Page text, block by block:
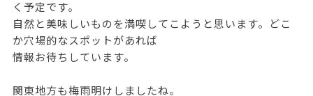
く予定です。
自然と美味しいものを満喫してこようと思います。どこ
か穴場的なスポットがあれば
情報お待ちしています。
関東地方も梅雨明けしましたね。